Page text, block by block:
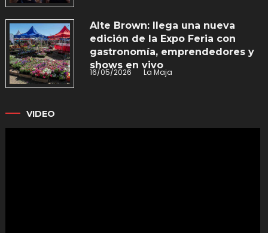
Alte Brown: llega una nueva
edición de la Expo Feria con
gastronomía, emprendedores y
shows en vivo
16/05/2026 La Maja
VIDEO